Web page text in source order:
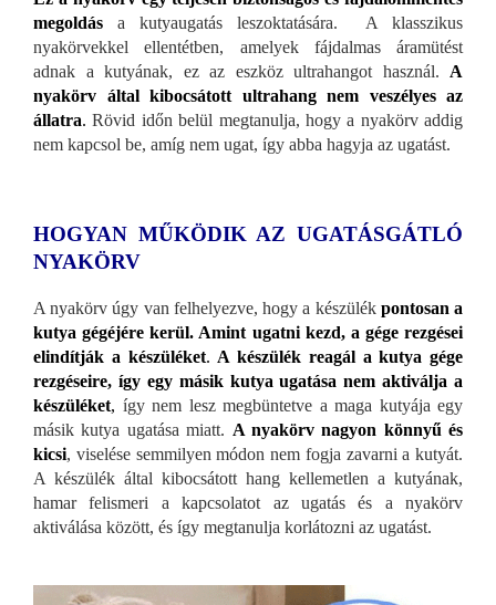
megoldás
a kutyaugatás leszoktatására. A klasszikus
nyakörvekkel ellentétben, amelyek fájdalmas áramütést
adnak a kutyának, ez az eszköz ultrahangot használ. A
nyakörv által kibocsátott ultrahang nem veszélyes az
állatra. Rövid időn belül megtanulja, hogy a nyakörv addig
nem kapcsol be, amíg nem ugat, így abba hagyja az ugatást.
HOGYAN MŰKÖDIK AZ UGATÁSGÁTLÓ
NYAKÖRV
A nyakörv úgy van felhelyezve, hogy a készülék pontosan a
kutya gégéjére kerül. Amint ugatni kezd, a gége rezgései
elindítják a készüléket. A készülék reagál a kutya gége
rezgéseire, így egy másik kutya ugatása nem aktiválja a
készüléket, így nem lesz megbüntetve a maga kutyája egy
másik kutya ugatása miatt. A nyakörv nagyon könnyű és
kicsi, viselése semmilyen módon nem fogja zavarni a kutyát.
A készülék által kibocsátott hang kellemetlen a kutyának,
hamar felismeri a kapcsolatot az ugatás és a nyakörv
aktiválása között, és így megtanulja korlátozni az ugatást.